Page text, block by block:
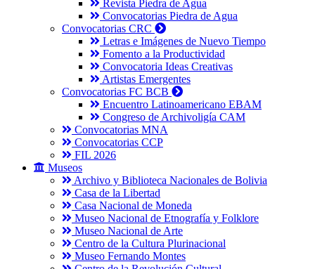
Revista Piedra de Agua
Convocatorias Piedra de Agua
Convocatorias CRC
Letras e Imágenes de Nuevo Tiempo
Fomento a la Productividad
Convocatoria Ideas Creativas
Artistas Emergentes
Convocatorias FC BCB
Encuentro Latinoamericano EBAM
Congreso de Archivoligía CAM
Convocatorias MNA
Convocatorias CCP
FIL 2026
Museos
Archivo y Biblioteca Nacionales de Bolivia
Casa de la Libertad
Casa Nacional de Moneda
Museo Nacional de Etnografía y Folklore
Museo Nacional de Arte
Centro de la Cultura Plurinacional
Museo Fernando Montes